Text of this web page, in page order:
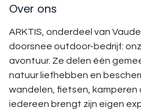
Over ons
ARKTIS, onderdeel van
doorsnee outdoor-bedrijf:
avontuur. Ze delen één
natuur liefhebben en
wandelen, fietsen,
iedereen brengt zijn eigen